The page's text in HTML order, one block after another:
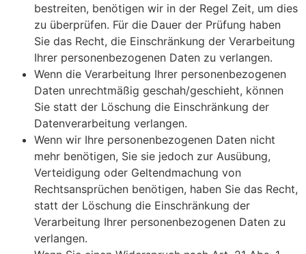
bestreiten, benötigen wir in der Regel Zeit, um dies
zu überprüfen. Für die Dauer der Prüfung haben
Sie das Recht, die Einschränkung der Verarbeitung
Ihrer personenbezogenen Daten zu verlangen.
Wenn die Verarbeitung Ihrer personenbezogenen
Daten unrechtmäßig geschah/geschieht, können
Sie statt der Löschung die Einschränkung der
Datenverarbeitung verlangen.
Wenn wir Ihre personenbezogenen Daten nicht
mehr benötigen, Sie sie jedoch zur Ausübung,
Verteidigung oder Geltendmachung von
Rechtsansprüchen benötigen, haben Sie das Recht,
statt der Löschung die Einschränkung der
Verarbeitung Ihrer personenbezogenen Daten zu
verlangen.